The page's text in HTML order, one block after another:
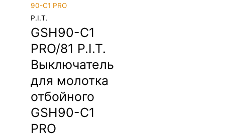
P.I.T.
GSH90-C1
PRO/81 P.I.T.
Выключатель
для молотка
отбойного
GSH90-C1
PRO